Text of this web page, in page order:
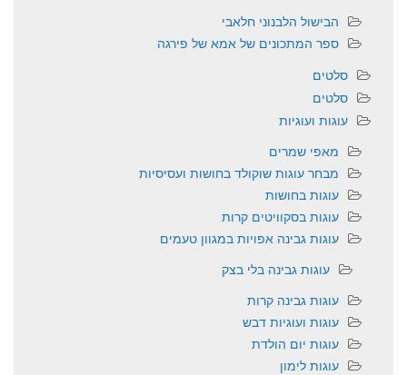
הבישול הלבנוני חלאבי
ספר המתכונים של אמא של פירגה
סלטים
סלטים
עוגות ועוגיות
מאפי שמרים
מבחר עוגות שוקולד בחושות ועסיסיות
עוגות בחושות
עוגות בסקוויטים קרות
עוגות גבינה אפויות במגוון טעמים
עוגות גבינה בלי בצק
עוגות גבינה קרות
עוגות ועוגיות דבש
עוגות יום הולדת
עוגות לימון